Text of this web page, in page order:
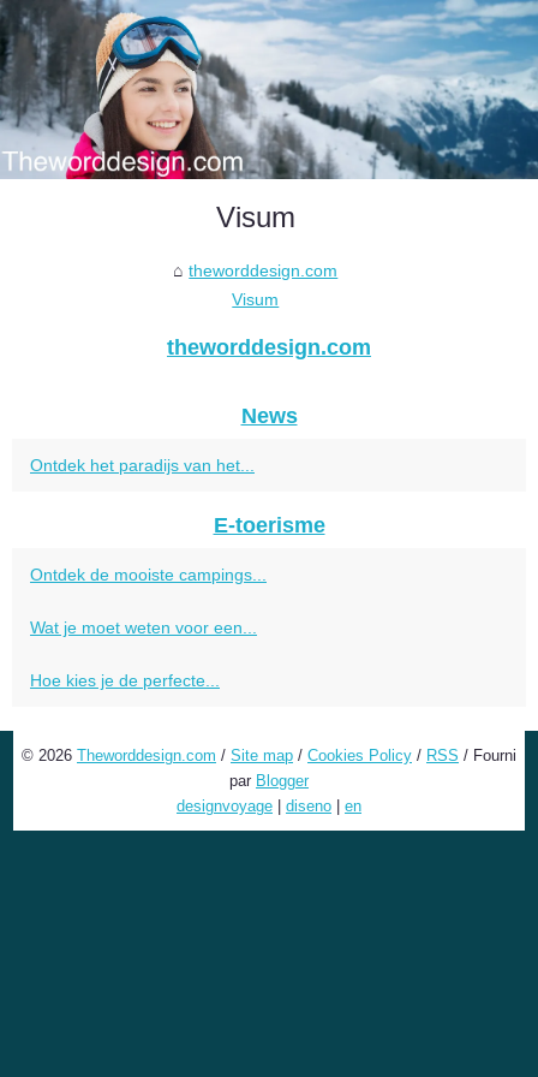
Visum
theworddesign.com
Visum
theworddesign.com
News
Ontdek het paradijs van het...
E-toerisme
Ontdek de mooiste campings...
Wat je moet weten voor een...
Hoe kies je de perfecte...
© 2026 Theworddesign.com / Site map / Cookies Policy / RSS / Fourni
par Blogger
designvoyage
diseno en